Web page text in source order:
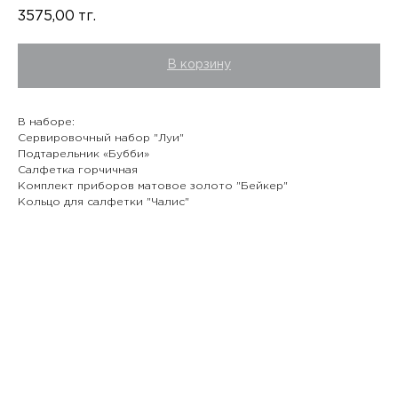
3575,00 тг.
В корзину
В наборе:
Сервировочный набор "Луи"
Подтарельник «Бубби»
Салфетка горчичная
Комплект приборов матовое золото "Бейкер"
Кольцо для салфетки "Чалис"